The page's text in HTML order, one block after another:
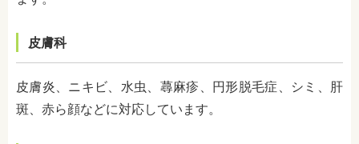
皮膚科
皮膚炎、ニキビ、水虫、蕁麻疹、円形脱毛症、シミ、肝
斑、赤ら顔などに対応しています。